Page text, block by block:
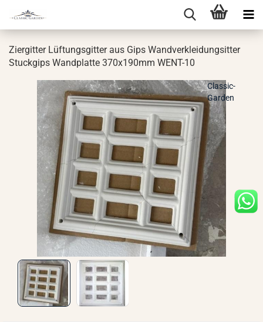
Zi­er­git­ter Lüf­tungs­git­ter aus Gips Wand­ver­klei­dungsit­ter
Stuck­gips Wand­plat­te 370x190mm WENT-​10
Classic-
Garden